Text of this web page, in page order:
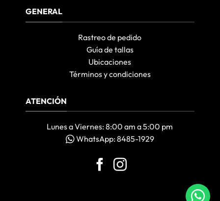
GENERAL
Rastreo de pedido
Guía de tallas
Ubicaciones
Términos y condiciones
ATENCIÓN
Lunes a Viernes: 8:00 am a 5:00 pm
WhatsApp: 8485-1929